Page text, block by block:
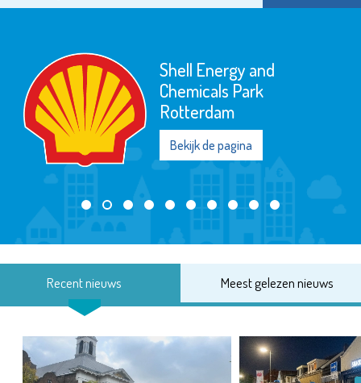
Shell Energy and
Chemicals Park
Rotterdam
Bekijk de pagina
Recent nieuws Meest gelezen nieuws